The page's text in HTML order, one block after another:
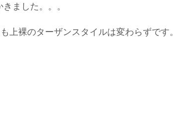
ました。。。
上裸のターザンスタイルは変わらずです。